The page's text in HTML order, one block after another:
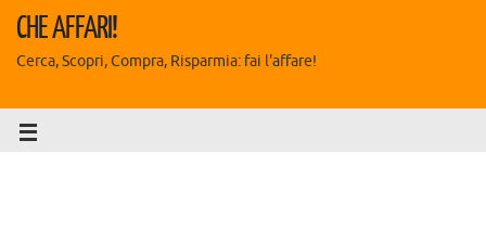
CHE AFFARI!
Cerca, Scopri, Compra, Risparmia: fai l'affare!